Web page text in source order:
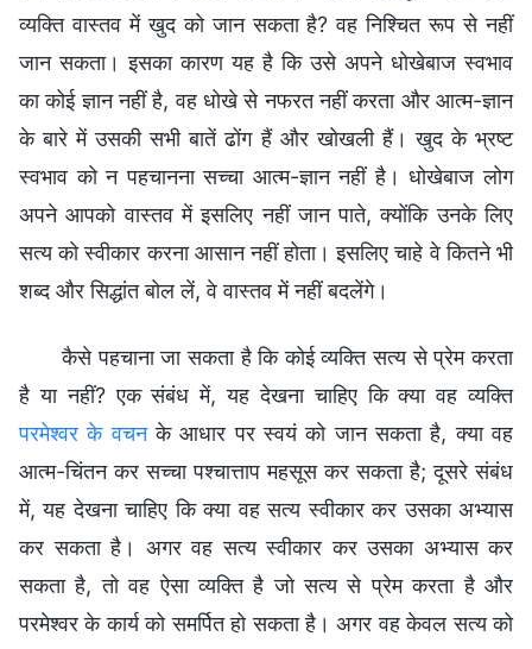
व्यक्ति वास्तव में खुद को जान सकता है? वह निश्चित रूप से नहीं
जान सकता। इसका कारण यह है कि उसे अपने धोखेबाज स्वभाव
का कोई ज्ञान नहीं है, वह धोखे से नफरत नहीं करता और आत्म-ज्ञान
के बारे में उसकी सभी बातें ढोंग हैं और खोखली हैं। खुद के भ्रष्ट
स्वभाव को न पहचानना सच्चा आत्म-ज्ञान नहीं है। धोखेबाज लोग
अपने आपको वास्तव में इसलिए नहीं जान पाते, क्योंकि उनके लिए
सत्य को स्वीकार करना आसान नहीं होता। इसलिए चाहे वे कितने भी
शब्द और सिद्धांत बोल लें, वे वास्तव में नहीं बदलेंगे।
कैसे पहचाना जा सकता है कि कोई व्यक्ति सत्य से प्रेम करता
है या नहीं? एक संबंध में, यह देखना चाहिए कि क्या वह व्यक्ति
परमेश्वर के वचनके आधार पर स्वयं को जान सकता है, क्या वह
आत्म-चिंतन कर सच्चा पश्चात्ताप महसूस कर सकता है; दूसरे संबंध
में, यह देखना चाहिए कि क्या वह सत्य स्वीकार कर उसका अभ्यास
कर सकता है। अगर वह सत्य स्वीकार कर उसका अभ्यास कर
सकता है, तो वह ऐसा व्यक्ति है जो सत्य से प्रेम करता है और
परमेश्वर के कार्य को समर्पित हो सकता है। अगर वह केवल सत्य को